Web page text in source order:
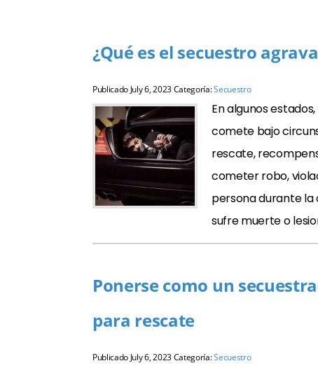
¿Qué es el secuestro
Publicado July 6, 2023Categoría:Secuestro
En algunos
comete bajo
rescate,
cometer robo,
persona durante la
sufre muerte o
Ponerse como un
para rescate
Publicado July 6, 2023Categoría:Secuestro